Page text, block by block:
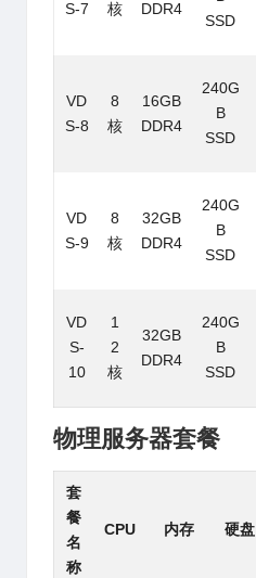
S-7 核 DDR4
SSD
VD
S-8
8
核
16GB
DDR4
240G
B
SSD
VD
S-9
8
核
32GB
DDR4
240G
B
SSD
VD
S-
10
1
2
核
32GB
DDR4
240G
B
SSD
物理服务器套餐
套
餐
名
称
CPU 内存 硬盘